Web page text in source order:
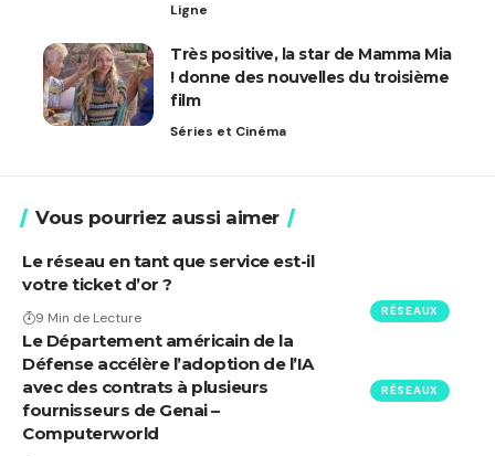
Ligne
Très positive, la star de Mamma Mia
! donne des nouvelles du troisième
film
Séries et Cinéma
Vous pourriez aussi aimer
RÉSEAUX
Le réseau en tant que service est-il
votre ticket d’or ?
9 Min de Lecture
RÉSEAUX
Le Département américain de la
Défense accélère l’adoption de l’IA
avec des contrats à plusieurs
fournisseurs de Genai –
Computerworld